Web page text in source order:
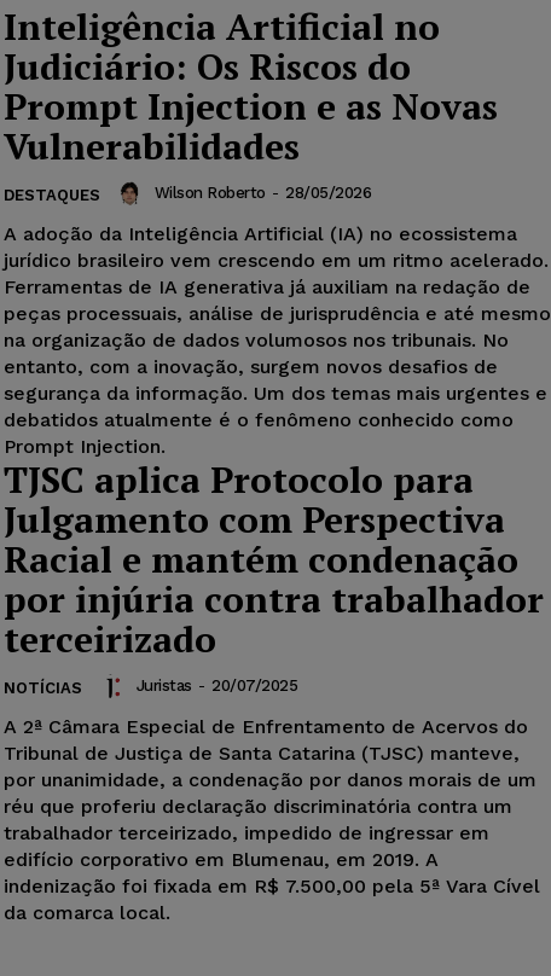
Inteligência Artificial no
Judiciário: Os Riscos do
Prompt Injection e as Novas
Vulnerabilidades
DESTAQUES Wilson Roberto - 28/05/2026
A adoção da Inteligência Artificial (IA) no ecossistema
jurídico brasileiro vem crescendo em um ritmo acelerado.
Ferramentas de IA generativa já auxiliam na redação de
peças processuais, análise de jurisprudência e até mesmo
na organização de dados volumosos nos tribunais. No
entanto, com a inovação, surgem novos desafios de
segurança da informação. Um dos temas mais urgentes e
debatidos atualmente é o fenômeno conhecido como
Prompt Injection.
TJSC aplica Protocolo para
Julgamento com Perspectiva
Racial e mantém condenação
por injúria contra trabalhador
terceirizado
NOTÍCIAS Juristas - 20/07/2025
A 2ª Câmara Especial de Enfrentamento de Acervos do
Tribunal de Justiça de Santa Catarina (TJSC) manteve,
por unanimidade, a condenação por danos morais de um
réu que proferiu declaração discriminatória contra um
trabalhador terceirizado, impedido de ingressar em
edifício corporativo em Blumenau, em 2019. A
indenização foi fixada em R$ 7.500,00 pela 5ª Vara Cível
da comarca local.